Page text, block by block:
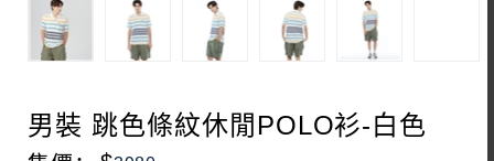
男裝 跳色條紋休閒POLO衫-白色